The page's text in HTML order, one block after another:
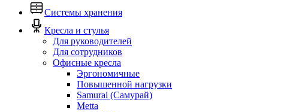
Системы хранения
Кресла и стулья
Для руководителей
Для сотрудников
Офисные кресла
Эргономичные
Повышенной нагрузки
Samurai (Самурай)
Metta